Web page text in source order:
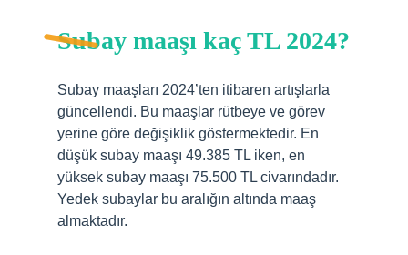
Subay maaşı kaç TL 2024?
Subay maaşları 2024’ten itibaren artışlarla
güncellendi. Bu maaşlar rütbeye ve görev
yerine göre değişiklik göstermektedir. En
düşük subay maaşı 49.385 TL iken, en
yüksek subay maaşı 75.500 TL civarındadır.
Yedek subaylar bu aralığın altında maaş
almaktadır.